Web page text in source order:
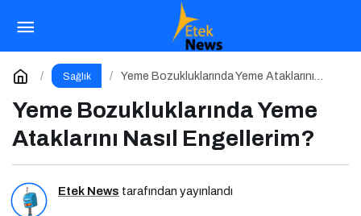
Sağlık
Yeme Bozukluklarında Yeme Ataklarını
Yeme Bozukluklarında Yeme
Ataklarını Nasıl Engellerim?
Etek News tarafından yayınlandı
Ortoreksiya Nervoza: Sağlıklı Beslenme
Takıntısı
Yorum Yap